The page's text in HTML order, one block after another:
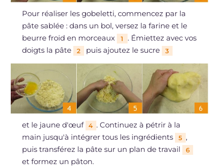
Pour réaliser les gobeletti, commencez par la
pâte sablée : dans un bol, versez la farine et le
beurre froid en morceaux
1
. Émiettez avec vos
doigts la pâte
2 puis ajoutez le sucre 3
et le jaune d'œuf 4 . Continuez à pétrir à la
main jusqu'à intégrer tous les ingrédients
5 ,
puis transférez la pâte sur un plan de travail
6
et formez un pâton.